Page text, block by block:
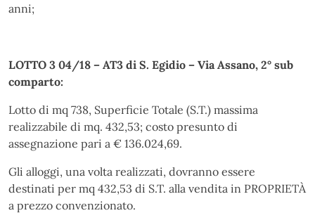
anni;
LOTTO 3 04/18 – AT3 di S. Egidio – Via Assano, 2° sub
comparto:
Lotto di mq 738, Superficie Totale (S.T.) massima
realizzabile di mq. 432,53; costo presunto di
assegnazione pari a € 136.024,69.
Gli alloggi, una volta realizzati, dovranno essere
destinati per mq 432,53 di S.T. alla vendita in PROPRIETÀ
a prezzo convenzionato.